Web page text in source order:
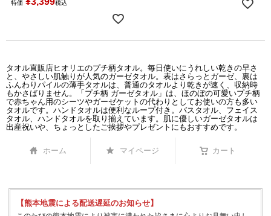
特価 税込
タオル直販店ヒオリエのプチ柄タオル。毎日使いにうれしい乾きの早さ
と、やさしい肌触りが人気のガーゼタオル。表はさらっとガーゼ、裏は
ふんわりパイルの薄手タオルは、普通のタオルより乾きが速く、収納時
もかさばりません。「プチ柄 ガーゼタオル」は、ほのぼの可愛いプチ柄
で赤ちゃん用のシーツやガーゼケットの代わりとしてお使いの方も多い
タオルです。ハンドタオルは便利なループ付き。バスタオル、フェイス
タオル、ハンドタオルを取り揃えています。肌に優しいガーゼタオルは
出産祝いや、ちょっとしたご挨拶やプレゼントにもおすすめです。
ホーム マイページ カート
【熊本地震による配送遅延のお知らせ】